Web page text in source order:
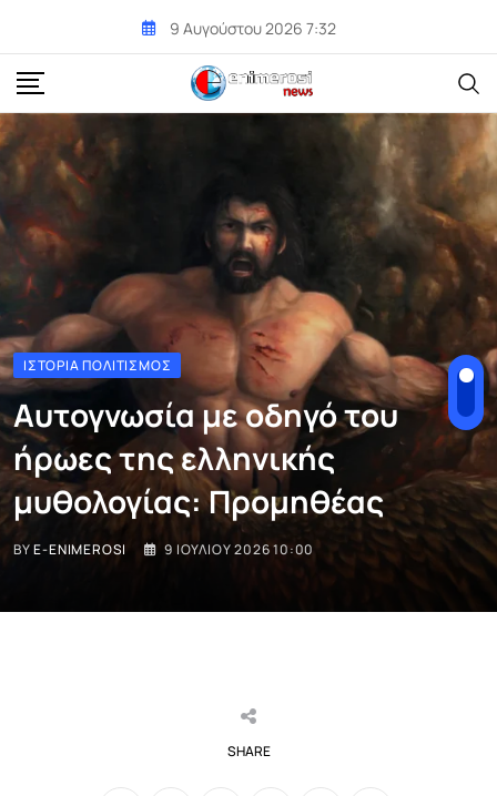
content
9 Αυγούστου 2026 7:32
ΙΣΤΟΡΊΑ ΠΟΛΙΤΙΣΜΌΣ
Αυτογνωσία με οδηγό του
ήρωες της ελληνικής
μυθολογίας: Προμηθέας
BYE-ENIMEROSI 9 ΙΟΥΛΊΟΥ 2026 10:00
SHARE